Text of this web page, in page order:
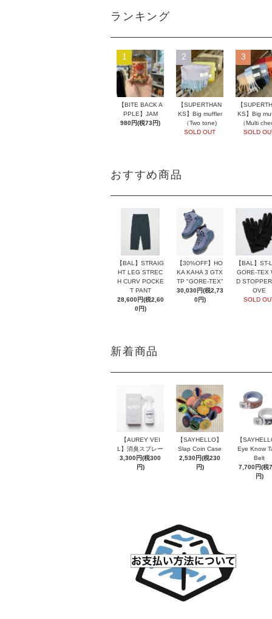
ランキング
1
【BITE BACK A
PPLE】JAM
980円(税73円)
2
【SUPERTHAN
KS】Big muffler
（Two tone)
SOLD OUT
3
【
KS】Big
（Multi
SOLD
おすすめ商品
【BAL】STRAIG
HT LEG STREC
H CURV POCKE
T PANT
28,600円(税2,60
0円)
【30%OFF】HO
KA KAHA 3 GTX
TP "GORE-TEX"
30,030円(税2,73
0円)
【BAL】ST-
GORE-TEX
D
OVE
SOLD
新着商品
【AUREY VEI
L】消臭スプレー
3,300円(税300
円)
【SAYHELLO】
Slap Coin Case
2,530円(税230
円)
【
Eye Know
Belt
7,700円(税
円)